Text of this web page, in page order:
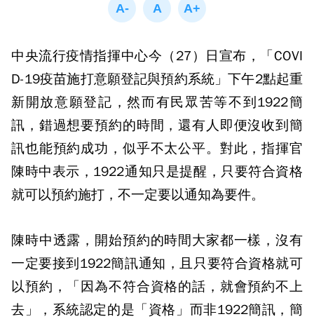
中央流行疫情指揮中心今（27）日宣布，「COVI
D-19疫苗施打意願登記與預約系統」下午2點起重
新開放意願登記，然而有民眾苦等不到1922簡
訊，錯過想要預約的時間，還有人即便沒收到簡
訊也能預約成功，似乎不太公平。對此，指揮官
陳時中表示，1922通知只是提醒，只要符合資格
就可以預約施打，不一定要以通知為要件。
陳時中透露，開始預約的時間大家都一樣，沒有
一定要接到1922簡訊通知，且只要符合資格就可
以預約，「因為不符合資格的話，就會預約不上
去」，系統認定的是「資格」而非1922簡訊，簡